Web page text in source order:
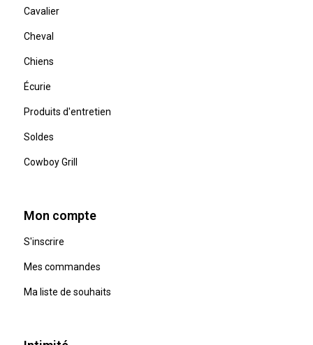
Cavalier
Cheval
Chiens
Écurie
Produits d'entretien
Soldes
Cowboy Grill
Mon compte
S'inscrire
Mes commandes
Ma liste de souhaits